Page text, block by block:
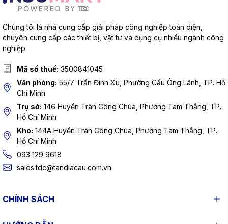
Chúng tôi là nhà cung cấp giải pháp công nghiệp toàn diện,
chuyên cung cấp các thiết bị, vật tư và dụng cụ nhiều ngành công
nghiệp
Mã số thuế: 3500841045
Văn phòng: 55/7 Trần Đình Xu, Phường Cầu Ông Lãnh, TP. Hồ
Chí Minh
Trụ sở: 146 Huyền Trân Công Chúa, Phường Tam Thắng, TP.
Hồ Chí Minh
Kho: 144A Huyền Trân Công Chúa, Phường Tam Thắng, TP.
Hồ Chí Minh
093 129 9618
sales.tdc@tandiacau.com.vn
CHÍNH SÁCH